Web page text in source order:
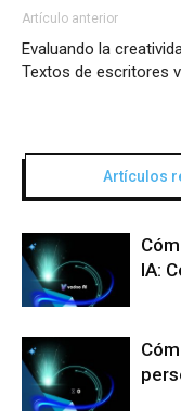
Artículo anterior
Evaluando la
Textos de escritores
Artículos
IA: